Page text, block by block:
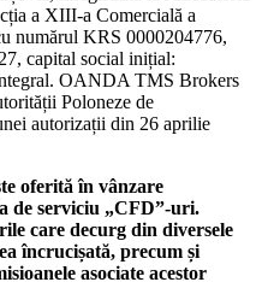
a XIII-a Comercială a
numărul KRS 0000204776,
capital social inițial:
OANDA TMS Brokers
Poloneze de
autorizații din 26 aprilie
oferită în vânzare
de serviciu „CFD”-uri.
care decurg din diversele
încrucișată, precum și
asociate acestor